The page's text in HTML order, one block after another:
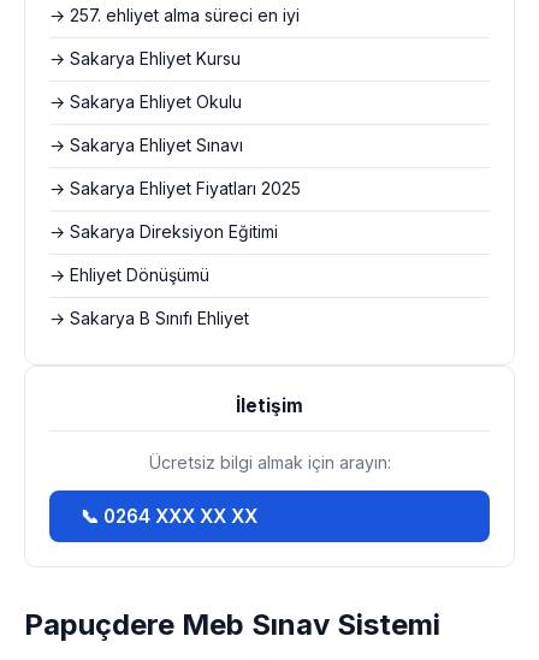
Papuçdere Meb Sınav Sistemi
→ 257. ehliyet alma süreci en iyi
→ Sakarya Ehliyet Kursu
→ Sakarya Ehliyet Okulu
→ Sakarya Ehliyet Sınavı
→ Sakarya Ehliyet Fiyatları 2025
→ Sakarya Direksiyon Eğitimi
→ Ehliyet Dönüşümü
→ Sakarya B Sınıfı Ehliyet
İletişim
Ücretsiz bilgi almak için arayın:
📞 0264 XXX XX XX